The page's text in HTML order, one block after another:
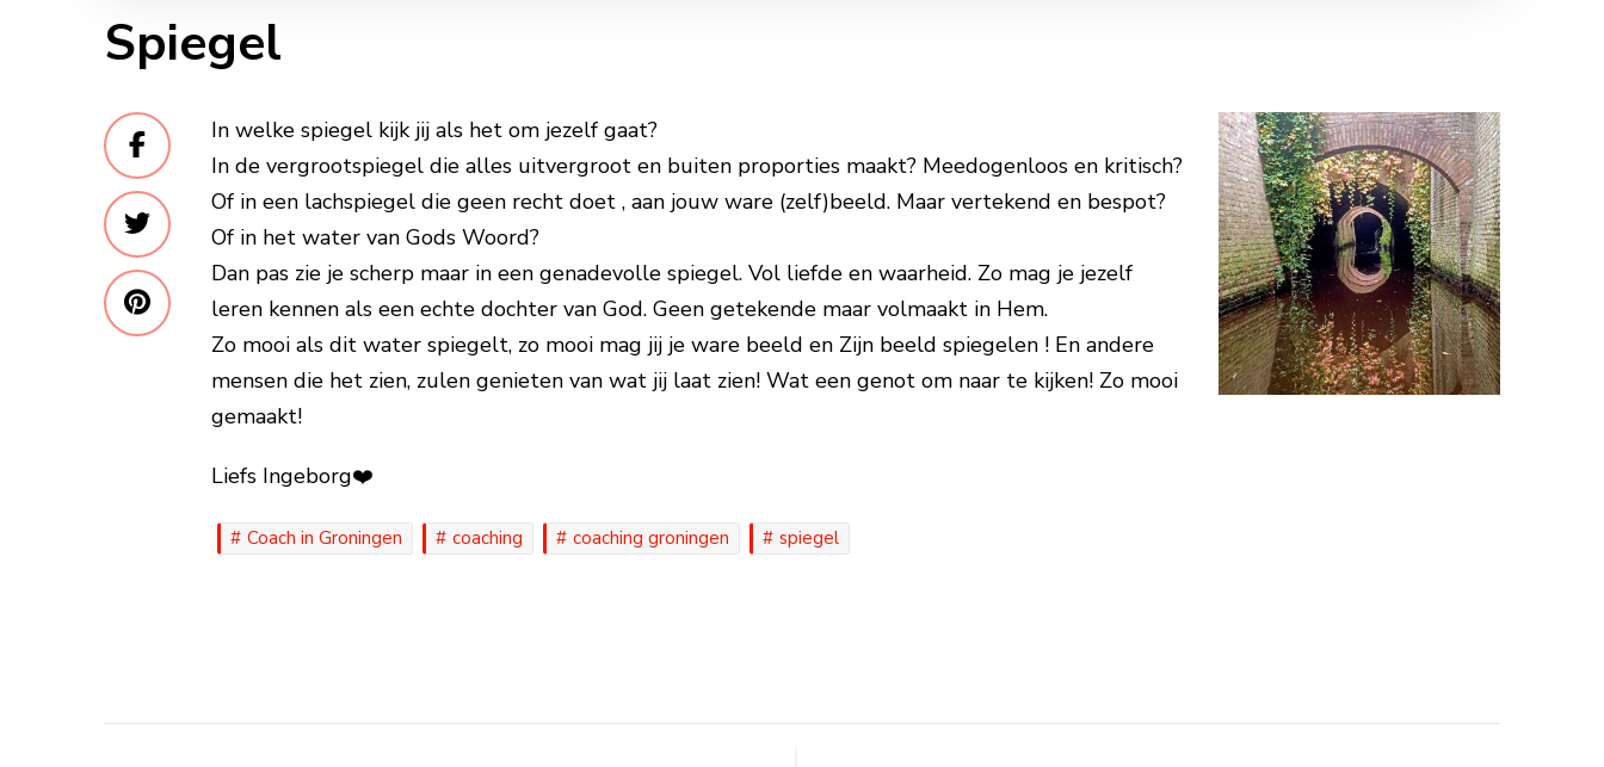
Spiegel
In welke spiegel kijk jij als het om jezelf gaat?
In de vergrootspiegel die alles uitvergroot en buiten proporties maakt? Meedogenloos en kritisch?
Of in een lachspiegel die geen recht doet , aan jouw ware (zelf)beeld. Maar vertekend en bespot?
Of in het water van Gods Woord?
Dan pas zie je scherp maar in een genadevolle spiegel. Vol liefde en waarheid. Zo mag je jezelf
leren kennen als een echte dochter van God. Geen getekende maar volmaakt in Hem.
Zo mooi als dit water spiegelt, zo mooi mag jij je ware beeld en Zijn beeld spiegelen ! En andere
mensen die het zien, zulen genieten van wat jij laat zien! Wat een genot om naar te kijken! Zo mooi
gemaakt!
Liefs Ingeborg❤️
Coach in Groningen coaching coaching groningen spiegel